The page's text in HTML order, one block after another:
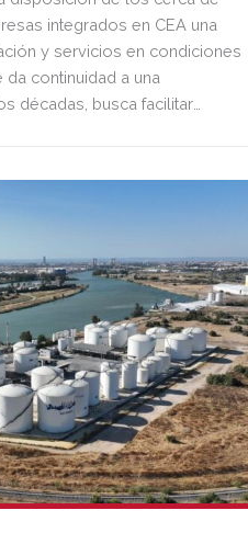
integrados en CEA una
y servicios en condiciones
continuidad a una
décadas, busca facilitar
y autónomos, uno de los